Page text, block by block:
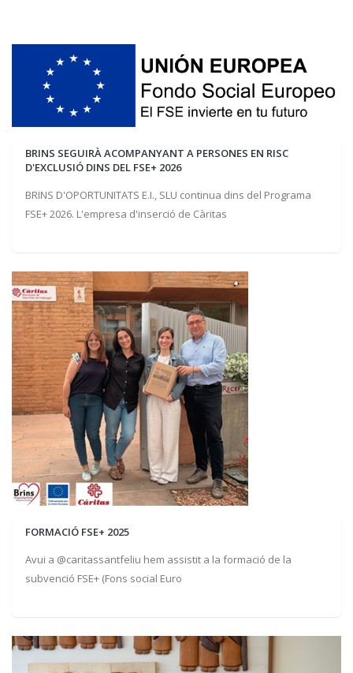
BRINS SEGUIRÀ ACOMPANYANT A PERSONES EN RISC
D'EXCLUSIÓ DINS DEL FSE+ 2026
BRINS D'OPORTUNITATS E.I., SLU continua dins del Programa
FSE+ 2026. L'empresa d'inserció de Càritas
FORMACIÓ FSE+ 2025
Avui a @caritassantfeliu hem assistit a la formació de la
subvenció FSE+ (Fons social Euro